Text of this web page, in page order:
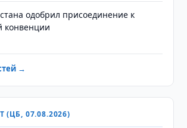
одобрил присоединение к
конвенции
→
07.08.2026)